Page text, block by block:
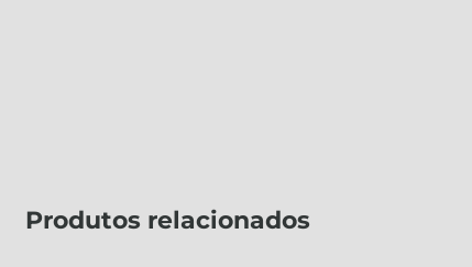
Produtos relacionados